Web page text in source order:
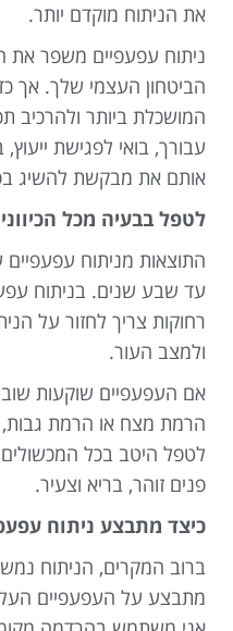
את הניתוח מוקדם יותר.
ניתוח עפעפיים משפר את
הביטחון העצמי שלך. אך
המושכלת ביותר ולהרכיב
עבורך, בואי לפגישת
אותם את מבקשת להשיג
לטפל בבעיה מכל
התוצאות מניתוח
עד שבע שנים. בניתוח
רחוקות צריך לחזור על
ולמצב העור.
אם העפעפיים שוקעות
הרמת מצח או הרמת
לטפל היטב בכל המכשולים
פנים זוהר, בריא וצעיר.
כיצד מתבצע ניתוח
ברוב המקרים, הניתוח
מתבצע על העפעפיים